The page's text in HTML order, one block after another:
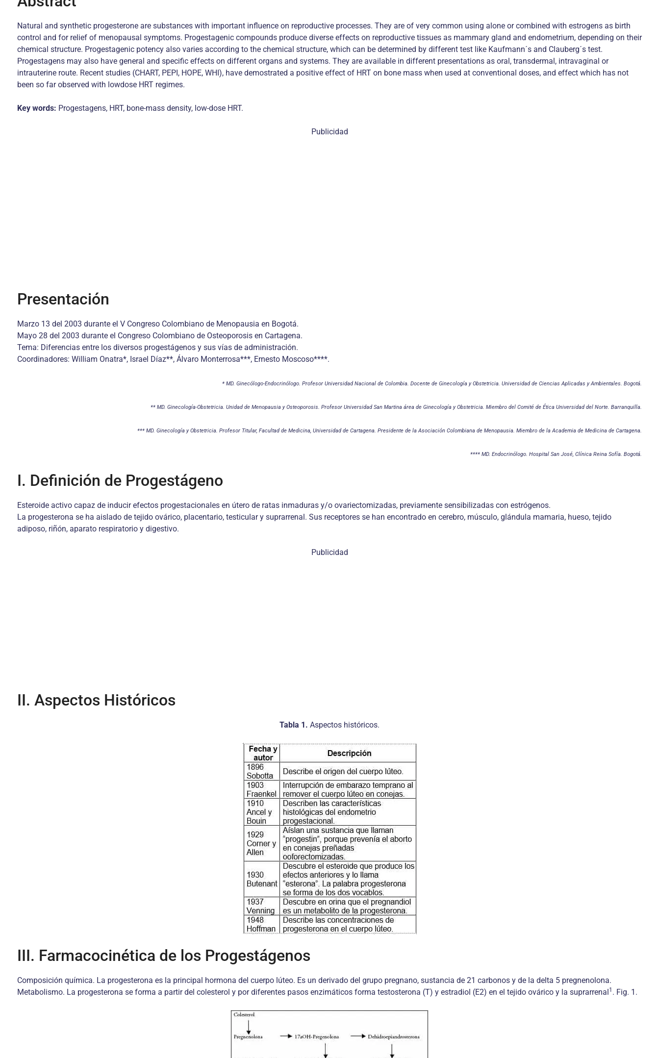
Natural and synthetic progesterone are substances with important influence on reproductive processes. They are of very common using alone or combined with estrogens as birth
control and for relief of menopausal symptoms. Progestagenic compounds produce diverse effects on reproductive tissues as mammary gland and endometrium, depending on their
chemical structure. Progestagenic potency also varies according to the chemical structure, which can be determined by different test like Kaufmann´s and Clauberg´s test.
Progestagens may also have general and specific effects on different organs and systems. They are available in different presentations as oral, transdermal, intravaginal or
intrauterine route. Recent studies (CHART, PEPI, HOPE, WHI), have demostrated a positive effect of HRT on bone mass when used at conventional doses, and effect which has not
been so far observed with lowdose HRT regimes.
Key words: Progestagens, HRT, bone-mass density, low-dose HRT.
Publicidad
Presentación
Marzo 13 del 2003 durante el V Congreso Colombiano de Menopausia en Bogotá.
Mayo 28 del 2003 durante el Congreso Colombiano de Osteoporosis en Cartagena.
Tema: Diferencias entre los diversos progestágenos y sus vías de administración.
Coordinadores: William Onatra*, Israel Díaz**, Álvaro Monterrosa***, Ernesto Moscoso****.
* MD. Ginecólogo-Endocrinólogo. Profesor Universidad Nacional de Colombia. Docente de Ginecología y Obstetricia. Universidad de Ciencias Aplicadas y Ambientales. Bogotá.
** MD. Ginecología-Obstetricia. Unidad de Menopausia y Osteoporosis. Profesor Universidad San Martina área de Ginecología y Obstetricia. Miembro del Comité de Ética Universidad del Norte. Barranquilla.
*** MD. Ginecología y Obstetricia. Profesor Titular, Facultad de Medicina, Universidad de Cartagena. Presidente de la Asociación Colombiana de Menopausia. Miembro de la Academia de Medicina de Cartagena.
**** MD. Endocrinólogo. Hospital San José, Clínica Reina Sofía. Bogotá.
I. Definición de Progestágeno
Esteroide activo capaz de inducir efectos progestacionales en útero de ratas inmaduras y/o ovariectomizadas, previamente sensibilizadas con estrógenos.
La progesterona se ha aislado de tejido ovárico, placentario, testicular y suprarrenal. Sus receptores se han encontrado en cerebro, músculo, glándula mamaria, hueso, tejido
adiposo, riñón, aparato respiratorio y digestivo.
Publicidad
II. Aspectos Históricos
Tabla 1. Aspectos históricos.
III. Farmacocinética de los Progestágenos
Composición química. La progesterona es la principal hormona del cuerpo lúteo. Es un derivado del grupo pregnano, sustancia de 21 carbonos y de la delta 5 pregnenolona.
Metabolismo. La progesterona se forma a partir del colesterol y por diferentes pasos enzimáticos forma testosterona (T) y estradiol (E2) en el tejido ovárico y la suprarrenal1 . Fig. 1.